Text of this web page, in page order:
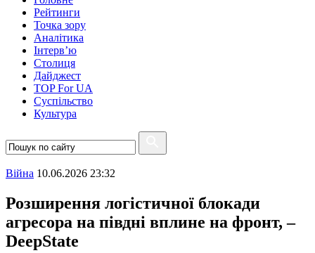
Рейтинги
Точка зору
Аналітика
Інтерв’ю
Столиця
Дайджест
TOP For UA
Суспiльство
Культура
Війна 10.06.2026 23:32
Розширення логістичної блокади
агресора на півдні вплине на фронт, –
DeepState